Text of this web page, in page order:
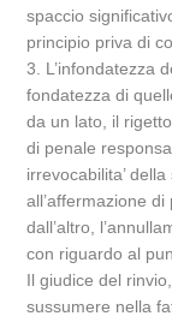
spaccio
principio priva di
3. L’infondatezza
fondatezza di
da un lato, il
di penale
irrevocabilita’
all’affermazione di
dall’altro,
con riguardo al
Il giudice del
sussumere nella